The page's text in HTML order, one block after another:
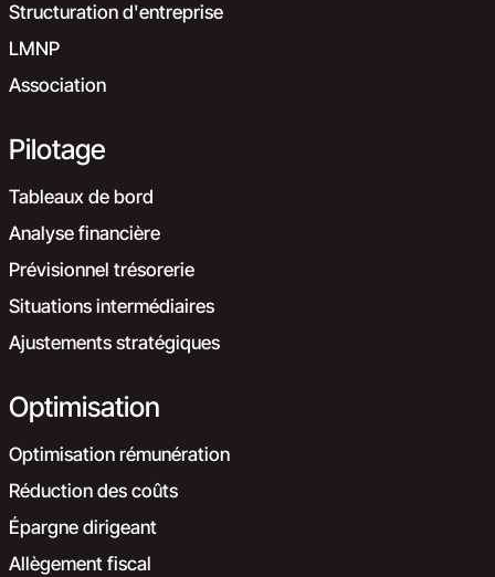
Structuration d'entreprise
LMNP
Association
Pilotage
Tableaux de bord
Analyse financière
Prévisionnel trésorerie
Situations intermédiaires
Ajustements stratégiques
Optimisation
Optimisation rémunération
Réduction des coûts
Épargne dirigeant
Allègement fiscal